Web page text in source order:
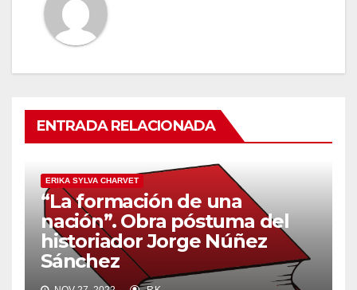
ENTRADA RELACIONADA
ERIKA SYLVA CHARVET
“La formación de una
nación”. Obra póstuma del
historiador Jorge Núñez
Sánchez